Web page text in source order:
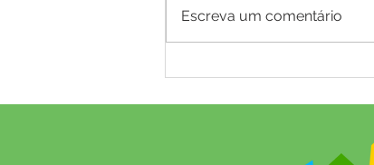
cultural em Mâncio Lima
Escreva um comentário